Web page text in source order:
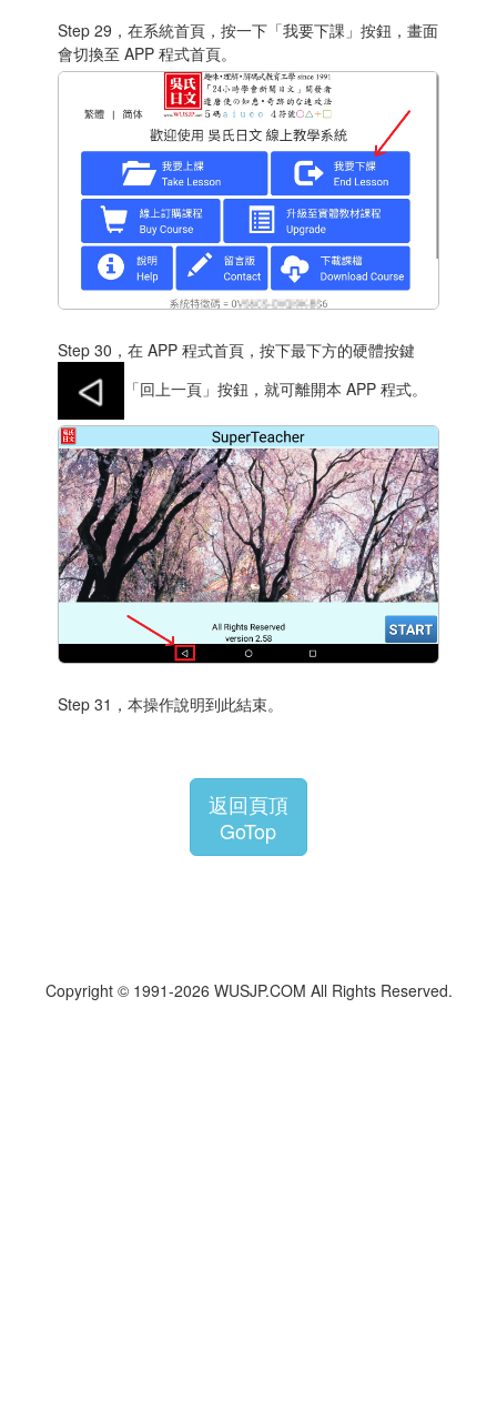
Step 29，在系統首頁，按一下「我要下課」按鈕，畫面
會切換至 APP 程式首頁。
Step 30，在 APP 程式首頁，按下最下方的硬體按鍵
「回上一頁」按鈕，就可離開本 APP 程式。
Step 31，本操作說明到此結束。
返回頁頂
GoTop
Copyright © 1991-2026 WUSJP.COM All Rights Reserved.